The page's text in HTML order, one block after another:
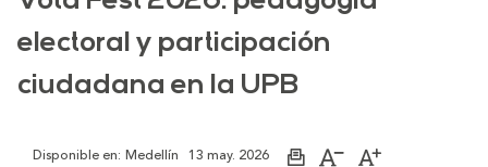
electoral y participación
ciudadana en la UPB
Disponible en: Medellín 13 may. 2026
ImprimirAumentarDisminuir